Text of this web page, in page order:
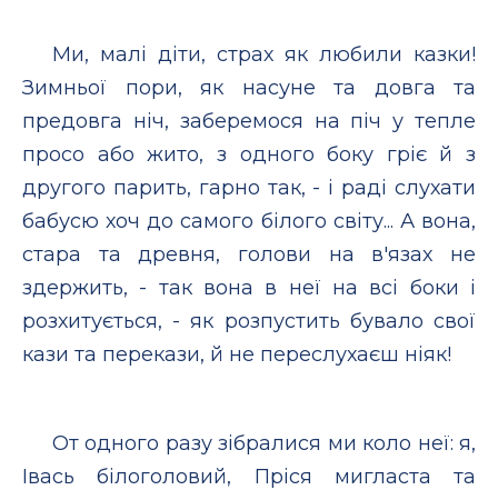
Ми, малі діти, страх як любили казки!
Зимньої пори, як насуне та довга та
предовга ніч, заберемося на піч у тепле
просо або жито, з одного боку гріє й з
другого парить, гарно так, - і раді слухати
бабусю хоч до самого білого світу... А вона,
стара та древня, голови на в'язах не
здержить, - так вона в неї на всі боки і
розхитується, - як розпустить бувало свої
кази та перекази, й не переслухаєш ніяк!
От одного разу зібралися ми коло неї: я,
Івась білоголовий, Пріся мигласта та